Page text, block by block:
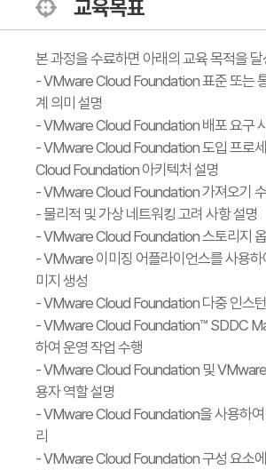
교육목표
본 과정을 수료하면 아래의 교육 목적을
- VMware Cloud Foundation 표준 또는
계 의미 설명
- VMware Cloud Foundation 배포 요구
- VMware Cloud Foundation 도입 프로
Cloud Foundation 아키텍처 설명
- VMware Cloud Foundation 가져오기
- 물리적 및 가상 네트워킹 고려 사항 설명
- VMware Cloud Foundation 스토리지
- VMware 이미징 어플라이언스를 사용하
미지 생성
- VMware Cloud Foundation 다중 인스
- VMware Cloud Foundation™ SDDC
하여 운영 작업 수행
- VMware Cloud Foundation 및
용자 역할 설명
- VMware Cloud Foundation을 사용하여
리
- VMware Cloud Foundation 구성 요소